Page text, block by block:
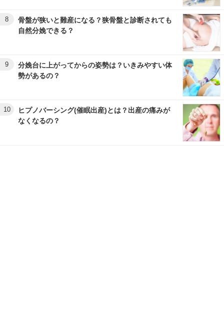
8
骨盤が狭いと難産になる？狭骨盤と診断されても
自然分娩できる？
9
分娩台に上がってからの姿勢は？いきみやすい体
勢があるの？
10
ヒプノバーシング(催眠出産)とは？出産の痛みが
なくなるの？